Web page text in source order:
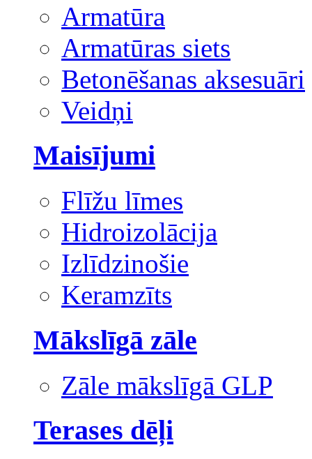
Armatūra
Armatūras siets
Betonēšanas aksesuāri
Veidņi
Maisījumi
Flīžu līmes
Hidroizolācija
Izlīdzinošie
Keramzīts
Mākslīgā zāle
Zāle mākslīgā GLP
Terases dēļi